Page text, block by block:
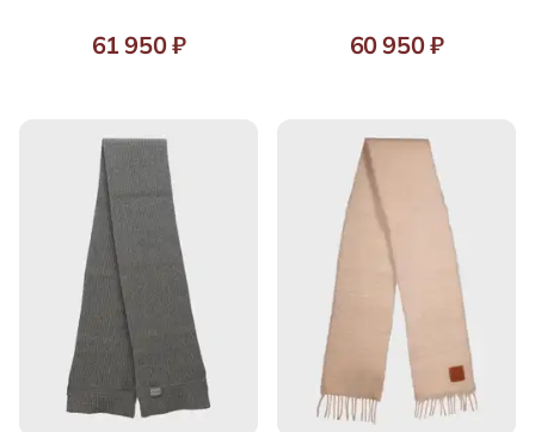
61 950 ₽ 60 950 ₽